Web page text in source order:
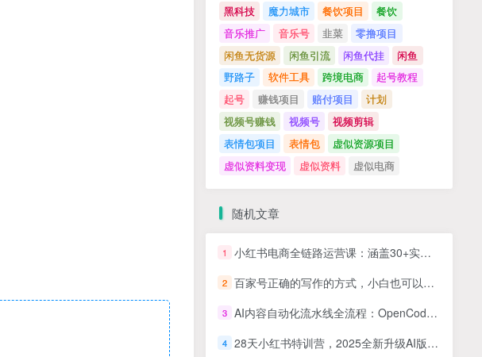
黑科技 魔力城市 餐饮项目
餐饮
音乐推广
音乐号 韭菜
零撸项目
闲鱼无货源
闲鱼引流 闲鱼代挂
闲鱼
野路子
软件工具 跨境电商
起号教程
起号
赚钱项目 赔付项目
计划
视频号赚钱
视频号
视频剪辑
表情包项目
表情包
虚似资源项目
虚似资料变现
虚似资料 虚似电商
随机文章
1 小红书电商全链路运营课：涵盖30+实操单元，实现从开店到爆款账号完整闭环
2 百家号正确的写作的方式，小白也可以轻松写出原创文章，10分钟学会，新手也能日更爆文日入3张
3 AI内容自动化流水线全流程：OpenCode环境安装项目搭建，多风格提示词库量产图文内容
4 28天小红书特训营，2025全新升级AI版，打造个人IP，实现个人商业化